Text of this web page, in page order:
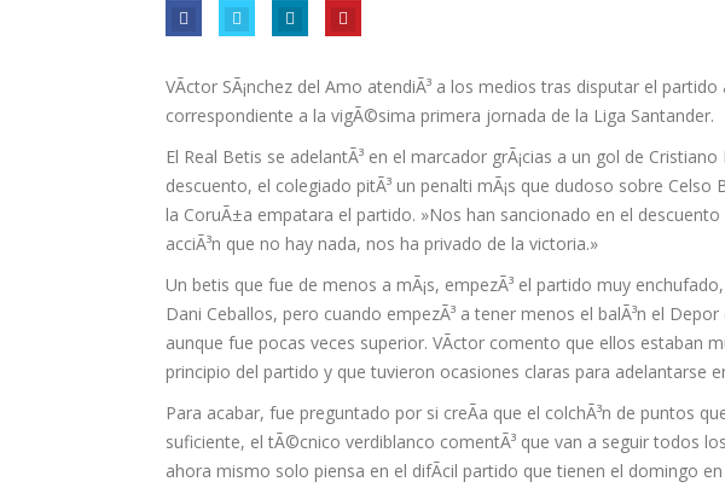
VÃ­ctor SÃ¡nchez del Amo atendiÃ³ a los medios tras disputar el
correspondiente a la vigÃ©sima primera jornada de la Liga Santander.
El Real Betis se adelantÃ³ en el marcador grÃ¡cias a un gol de
descuento, el colegiado pitÃ³ un penalti mÃ¡s que dudoso sobre Celso
la CoruÃ±a empatara el partido. »Nos han sancionado en el
acciÃ³n que no hay nada, nos ha privado de la victoria.»
Un betis que fue de menos a mÃ¡s, empezÃ³ el partido muy
Dani Ceballos, pero cuando empezÃ³ a tener menos el balÃ³n el
aunque fue pocas veces superior. VÃ­ctor comento que ellos estaban
principio del partido y que tuvieron ocasiones claras para adelantarse
Para acabar, fue preguntado por si creÃ­a que el colchÃ³n de puntos
suficiente, el tÃ©cnico verdiblanco comentÃ³ que van a seguir todos
ahora mismo solo piensa en el difÃ­cil partido que tienen el domingo